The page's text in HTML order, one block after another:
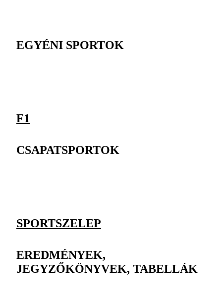
EGYÉNI SPORTOK
F1
CSAPATSPORTOK
SPORTSZELEP
EREDMÉNYEK,
JEGYZŐKÖNYVEK, TABELLÁK